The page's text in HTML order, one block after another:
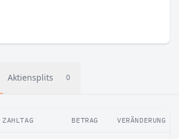
Aktiensplits 0
ZAHLTAG BETRAG VERÄNDERUNG